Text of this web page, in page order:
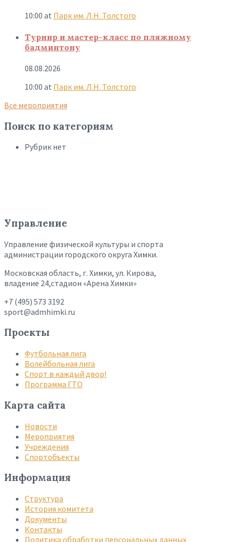
10:00 at Парк им. Л.Н. Толстого
Турнир и мастер-класс по пляжному
бадминтону
08.08.2026
10:00 at Парк им. Л.Н. Толстого
Все мероприятия
Поиск по категориям
Рубрик нет
Управление
Управление физической культуры и спорта
администрации городского округа Химки.
Московская область, г. Химки, ул. Кирова,
владение 24,стадион «Арена Химки»
+7 (495) 573 3192
sport@admhimki.ru
Проекты
Футбольная лига
Волейбольная лига
Спорт в каждый двор!
Программа ГТО
Карта сайта
Новости
Мероприятия
Учреждения
Спортобъекты
Информация
Структура
История комитета
Документы
Контакты
Политика обработки персональных данных